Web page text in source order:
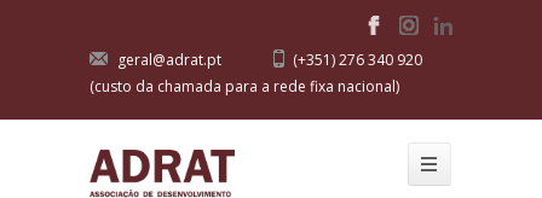
geral@adrat.pt
(+351) 276 340 920
(custo da chamada para a rede fixa nacional)